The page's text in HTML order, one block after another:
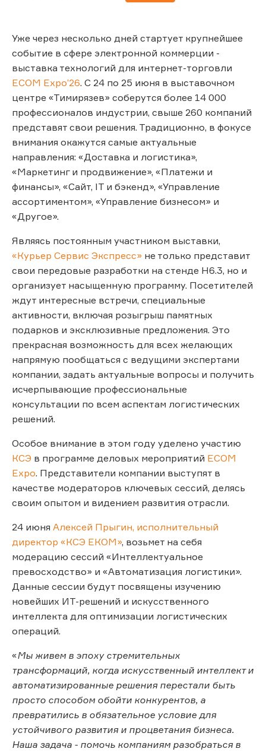
Уже через несколько дней стартует крупнейшее
событие в сфере электронной коммерции -
выставка технологий для интернет-торговли
ECOM Expo’26. С 24 по 25 июня в выставочном
центре «Тимирязев» соберутся более 14 000
профессионалов индустрии, свыше 260 компаний
представят свои решения. Традиционно, в фокусе
внимания окажутся самые актуальные
направления: «Доставка и логистика»,
«Маркетинг и продвижение», «Платежи и
финансы», «Сайт, IT и бэкенд», «Управление
ассортиментом», «Управление бизнесом» и
«Другое».
Являясь постоянным участником выставки,
«Курьер Сервис Экспресс» не только представит
свои передовые разработки на стенде Н6.3, но и
организует насыщенную программу. Посетителей
ждут интересные встречи, специальные
активности, включая розыгрыш памятных
подарков и эксклюзивные предложения. Это
прекрасная возможность для всех желающих
напрямую пообщаться с ведущими экспертами
компании, задать актуальные вопросы и получить
исчерпывающие профессиональные
консультации по всем аспектам логистических
решений.
Особое внимание в этом году уделено участию
КСЭ в программе деловых мероприятий ECOM
Expo. Представители компании выступят в
качестве модераторов ключевых сессий, делясь
своим опытом и видением развития отрасли.
24 июня Алексей Прыгин, исполнительный
директор «КСЭ EКOM», возьмет на себя
модерацию сессий «Интеллектуальное
превосходство» и «Автоматизация логистики».
Данные сессии будут посвящены изучению
новейших ИТ-решений и искусственного
интеллекта для оптимизации логистических
операций.
«Мы живем в эпоху стремительных
трансформаций, когда искусственный интеллект и
автоматизированные решения перестали быть
просто способом обойти конкурентов, а
превратились в обязательное условие для
устойчивого развития и процветания бизнеса.
Наша задача - помочь компаниям разобраться в